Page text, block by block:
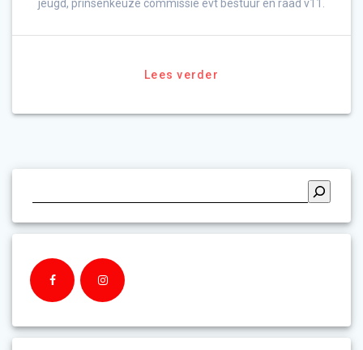
jeugd, prinsenkeuze commissie evt bestuur en raad v11.
Lees verder